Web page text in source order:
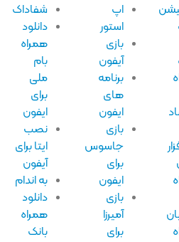
اپ
استور
بازی
آیفون
برنامه
ایفون
بازی
جاسوس
ایفون
بازی
شفاداک
دانلود
همراه
ایفون
نصب
ایتا برای
آیفون
به اندام
دانلود
همراه